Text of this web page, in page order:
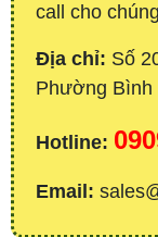
call cho
Địa chỉ: Số
Phường Bình
Hotline:
Email: